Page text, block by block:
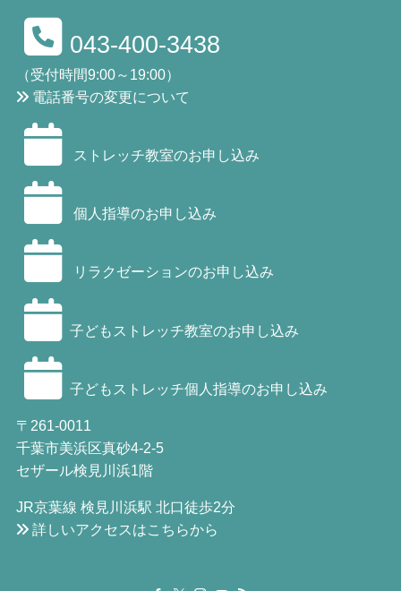
043-400-3438
（受付時間9:00～19:00）
電話番号の変更について
ストレッチ教室のお申し込み
個人指導のお申し込み
リラクゼーションのお申し込み
子どもストレッチ教室のお申し込み
子どもストレッチ個人指導のお申し込み
〒261-0011
千葉市美浜区真砂4-2-5
セザール検見川浜1階
JR京葉線 検見川浜駅 北口徒歩2分
詳しいアクセスはこちらから